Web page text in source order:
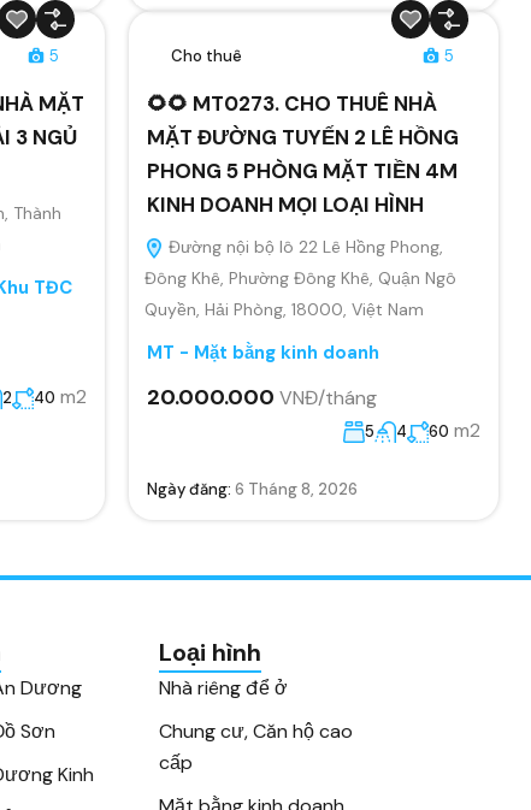
5
MẶT
3 NGỦ
Thành
TĐC
2 40 m2
Cho thuê 5
🌻🌻 MT0273. CHO THUÊ NHÀ
MẶT ĐƯỜNG TUYẾN 2 LÊ HỒNG
PHONG 5 PHÒNG MẶT TIỀN 4M
KINH DOANH MỌI LOẠI HÌNH
Đường nội bộ lô 22 Lê Hồng Phong,
Đông Khê, Phường Đông Khê, Quận Ngô
Quyền, Hải Phòng, 18000, Việt Nam
MT - Mặt bằng kinh doanh
20.000.000 VNĐ/tháng
5 4 60 m2
Ngày đăng: 6 Tháng 8, 2026
Dương
Sơn
Kinh
Loại hình
Nhà riêng để ở
Chung cư, Căn hộ cao
cấp